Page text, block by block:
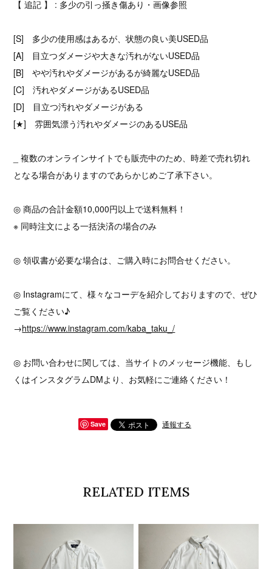
【 追記 】 : 多少の引っ掻き傷あり・画像参照
[S] 多少の使用感はあるが、状態の良い美USED品
[A] 目立つダメージや大きな汚れがないUSED品
[B] やや汚れやダメージがあるが綺麗なUSED品
[C] 汚れやダメージがあるUSED品
[D] 目立つ汚れやダメージがある
[★] 雰囲気漂う汚れやダメージのあるUSE品
_ 複数のオンラインサイトでも販売中のため、時差で売れ切れ
となる場合がありますのであらかじめご了承下さい。
◎ 商品の合計金額10,000円以上で送料無料！
※ 同時注文による一括決済の場合のみ
◎ 領収書が必要な場合は、ご購入時にお問合せください。
◎ Instagramにて、様々なコーデを紹介しておりますので、ぜひ
ご覧ください♪
→https://www.instagram.com/kaba_taku_/
◎ お問い合わせに関しては、当サイトのメッセージ機能、もし
くはインスタグラムDMより、お気軽にご連絡ください！
Save 通報する
RELATED ITEMS